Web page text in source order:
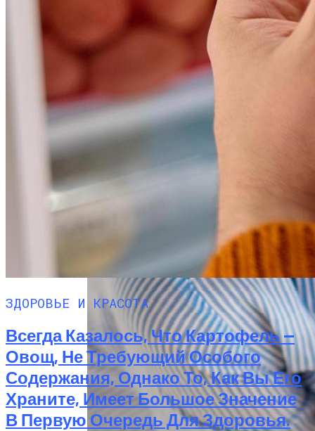
ЗДОРОВЬЕ И КРАСОТА
Всегда Казалось, Что Картофель —
Овощ, Не Требующий Особого
Содержания, Однако То, Как Вы Его
Храните, Имеет Большое Значение
В Первую Очередь Для Здоровья.